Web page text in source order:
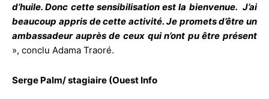
d’huile. Donc cette sensibilisation est la bienvenue. J’ai
beaucoup appris de cette activité. Je promets d’être un
ambassadeur auprès de ceux qui n’ont pu être présent
», conclu Adama Traoré.
Serge Palm/ stagiaire (Ouest Info